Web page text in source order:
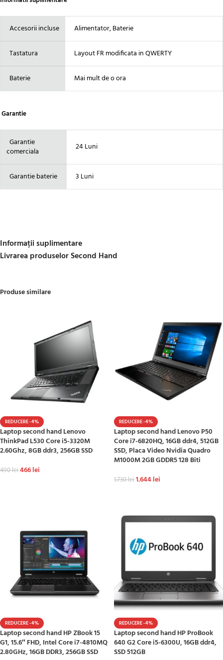
Accesorii incluse Alimentator, Baterie
Tastatura Layout FR modificata in QWERTY
Baterie Mai mult de o ora
Garantie
Garantie
comerciala
24 Luni
Garantie baterie 3 Luni
Informații suplimentare
Livrarea produselor Second Hand
Produse similare
REDUCERE -4%
Laptop second hand Lenovo
ThinkPad L530 Core i5-3320M
2.60Ghz, 8GB ddr3, 256GB SSD
490lei466lei
REDUCERE -4%
Laptop second hand Lenovo P50
Core i7-6820HQ, 16GB ddr4, 512GB
SSD, Placa Video Nvidia Quadro
M1000M 2GB GDDR5 128 Biti
1.730lei1.644lei
REDUCERE -4%
Laptop second hand HP ZBook 15
G1, 15.6″ FHD, Intel Core i7-4810MQ
2.80GHz, 16GB DDR3, 256GB SSD
REDUCERE -4%
Laptop second hand HP ProBook
640 G2 Core i5-6300U, 16GB ddr4,
SSD 512GB